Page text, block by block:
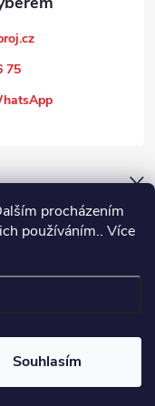
procházením
používáním.. Více
Souhlasím
75
vyhrazena.